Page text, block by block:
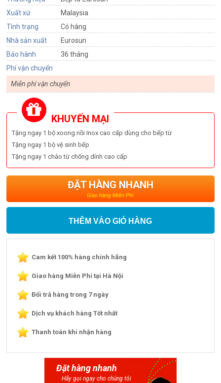
Xuất xứ
Malaysia
Tình trạng
Có hàng
Nhà sản xuất
Eurosun
Bảo hành
36 tháng
Phí vận chuyển
Miễn phí vận chuyển
KHUYẾN MẠI
Tặng ngay 1 bộ xoong nồi Inox cao cấp dùng cho bếp từ
Tặng ngay 1 bộ vệ sinh bếp
Tặng ngay 1 chảo từ chống dính cao cấp
ĐẶT HÀNG NHANH
Giao hàng Miễn Phí
THÊM VÀO GIỎ HÀNG
Cam kết 100% hàng chính hãng
Giao hàng Miễn Phí tại Hà Nội
Đổi trả hàng trong 7 ngày
Dịch vụ khách hàng Tốt nhất
Thanh toán khi nhận hàng
Đặt hàng nhanh
Hãy gọi ngay cho chúng tôi